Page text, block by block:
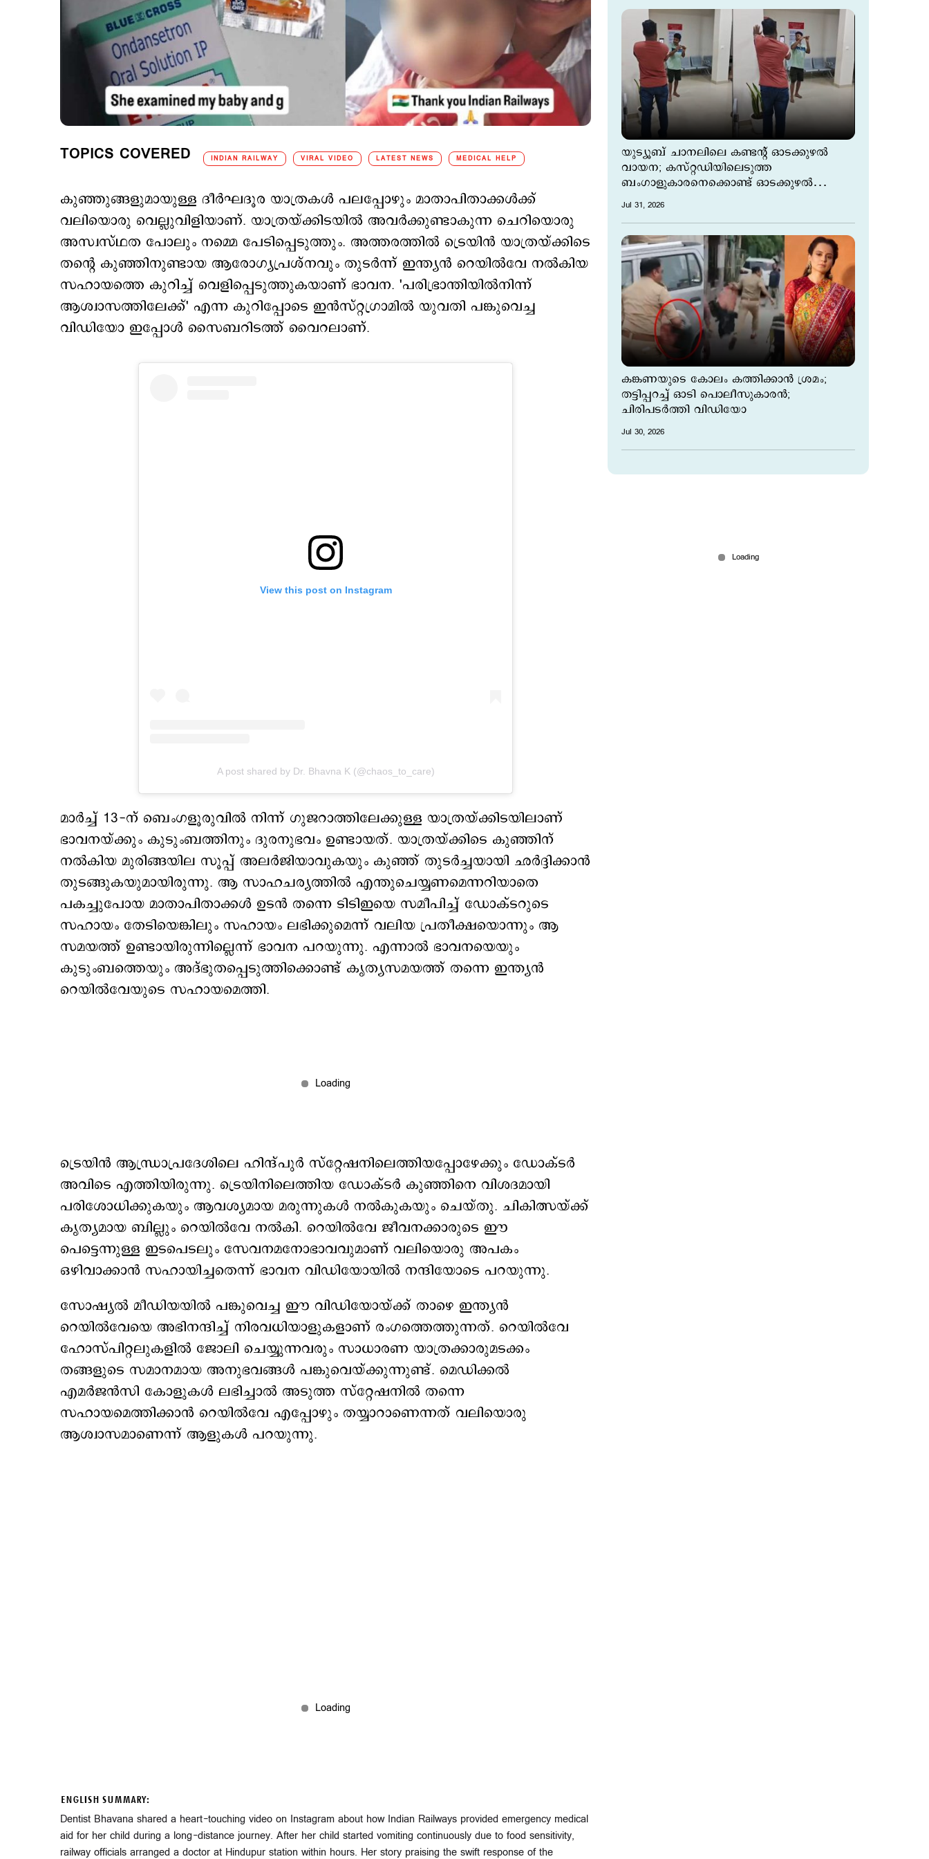
TOPICS COVERED INDIAN RAILWAY VIRAL VIDEO LATEST NEWS MEDICAL HELP
കുഞ്ഞുങ്ങളുമായുള്ള ദീർഘദൂര യാത്രകൾ പലപ്പോഴും മാതാപിതാക്കള്‍ക്ക്
വലിയൊരു വെല്ലുവിളിയാണ്. യാത്രയ്ക്കിടയിൽ അവർക്കുണ്ടാകുന്ന ചെറിയൊരു
അസ്വസ്ഥത പോലും നമ്മെ പേടിപ്പെടുത്തും. അത്തരത്തിൽ ട്രെയിൻ യാത്രയ്ക്കിടെ
തന്റെ കുഞ്ഞിനുണ്ടായ ആരോഗ്യപ്രശ്നവും തുടർന്ന് ഇന്ത്യൻ റെയിൽവേ നൽകിയ
സഹായത്തെ കുറിച്ച് വെളിപ്പെടുത്തുകയാണ് ഭാവന. 'പരിഭ്രാന്തിയിൽനിന്ന്
ആശ്വാസത്തിലേക്ക്' എന്ന കുറിപ്പോടെ ഇൻസ്റ്റഗ്രാമിൽ യുവതി പങ്കുവെച്ച
വിഡിയോ ഇപ്പോൾ സൈബറിടത്ത് വൈറലാണ്.
View this post on Instagram
A post shared by Dr. Bhavna K (@chaos_to_care)
മാർച്ച് 13-ന് ബെംഗളൂരുവിൽ നിന്ന് ഗുജറാത്തിലേക്കുള്ള യാത്രയ്ക്കിടയിലാണ്
ഭാവനയ്ക്കും കുടുംബത്തിനും ദുരനുഭവം ഉണ്ടായത്. യാത്രയ്ക്കിടെ കുഞ്ഞിന്
നൽകിയ മുരിങ്ങയില സൂപ്പ് അലർജിയാവുകയും കുഞ്ഞ് തുടർച്ചയായി ഛർദ്ദിക്കാൻ
തുടങ്ങുകയുമായിരുന്നു. ആ സാഹചര്യത്തിൽ എന്തുചെയ്യണമെന്നറിയാതെ
പകച്ചുപോയ മാതാപിതാക്കള്‍ ഉടൻ തന്നെ ടിടിഇയെ സമീപിച്ച് ഡോക്ടറുടെ
സഹായം തേടിയെങ്കിലും സഹായം ലഭിക്കുമെന്ന് വലിയ പ്രതീക്ഷയൊന്നും ആ
സമയത്ത് ഉണ്ടായിരുന്നില്ലെന്ന് ഭാവന പറയുന്നു. എന്നാൽ ഭാവനയെയും
കുടുംബത്തെയും അദ്ഭുതപ്പെടുത്തിക്കൊണ്ട് കൃത്യസമയത്ത് തന്നെ ഇന്ത്യൻ
റെയിൽവേയുടെ സഹായമെത്തി.
ട്രെയിന്‍ ആന്ധ്രാപ്രദേശിലെ ഹിന്ദ്പുർ സ്റ്റേഷനിലെത്തിയപ്പോഴേക്കും ഡോക്ടർ
അവിടെ എത്തിയിരുന്നു. ട്രെയിനിലെത്തിയ ഡോക്ടർ കുഞ്ഞിനെ വിശദമായി
പരിശോധിക്കുകയും ആവശ്യമായ മരുന്നുകൾ നൽകുകയും ചെയ്തു. ചികിത്സയ്ക്ക്
കൃത്യമായ ബില്ലും റെയിൽവേ നൽകി. റെയിൽവേ ജീവനക്കാരുടെ ഈ
പെട്ടെന്നുള്ള ഇടപെടലും സേവനമനോഭാവവുമാണ് വലിയൊരു അപകം
ഒഴിവാക്കാന്‍ സഹായിച്ചതെന്ന് ഭാവന വിഡിയോയിൽ നന്ദിയോടെ പറയുന്നു.
സോഷ്യൽ മീഡിയയിൽ പങ്കുവെച്ച ഈ വിഡിയോയ്ക്ക് താഴെ ഇന്ത്യൻ
റെയിൽവേയെ അഭിനന്ദിച്ച് നിരവധിയാളുകളാണ് രംഗത്തെത്തുന്നത്. റെയിൽവേ
ഹോസ്പിറ്റലുകളിൽ ജോലി ചെയ്യുന്നവരും സാധാരണ യാത്രക്കാരുമടക്കം
തങ്ങളുടെ സമാനമായ അനുഭവങ്ങൾ പങ്കുവെയ്ക്കുന്നുണ്ട്. മെഡിക്കൽ
എമർജൻസി കോളുകൾ ലഭിച്ചാൽ അടുത്ത സ്റ്റേഷനിൽ തന്നെ
സഹായമെത്തിക്കാൻ റെയിൽവേ എപ്പോഴും തയ്യാറാണെന്നത് വലിയൊരു
ആശ്വാസമാണെന്ന് ആളുകള്‍ പറയുന്നു.
ENGLISH SUMMARY:
Dentist Bhavana shared a heart-touching video on Instagram about how Indian Railways provided emergency medical
aid for her child during a long-distance journey. After her child started vomiting continuously due to food sensitivity,
railway officials arranged a doctor at Hindupur station within hours. Her story praising the swift response of the
യുട്യൂബ് ചാനലിലെ‍ കണ്ടന്റ് ഓടക്കുഴല്‍
വായന; കസ്റ്റഡിയിലെടുത്ത
ബംഗാളുകാരനെക്കൊണ്ട് ഓടക്കുഴല്‍
വായിപ്പിച്ച് പൊലീസ്
Jul 31, 2026
കങ്കണയുടെ കോലം കത്തിക്കാന്‍ ശ്രമം;
തട്ടിപ്പറച്ച് ഓടി പൊലീസുകാരന്‍;
ചിരിപടര്‍ത്തി വിഡിയോ
Jul 30, 2026